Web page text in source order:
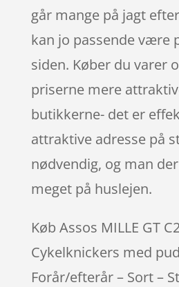
går mange på jagt
kan jo passende være
siden. Køber du varer
priserne mere
butikkerne- det er
attraktive adresse på
nødvendig, og man
meget på huslejen.
Køb Assos MILLE GT
Cykelknickers med
Forår/efterår – Sort –